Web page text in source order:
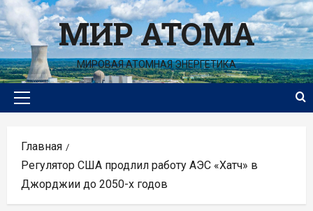
Перейти
к
содержимомуМИР АТОМА
МИРОВАЯ АТОМНАЯ ЭНЕРГЕТИКА
Основное
Главная
Регулятор США продлил работу АЭС «Хатч» в
Джорджии до 2050-х годов